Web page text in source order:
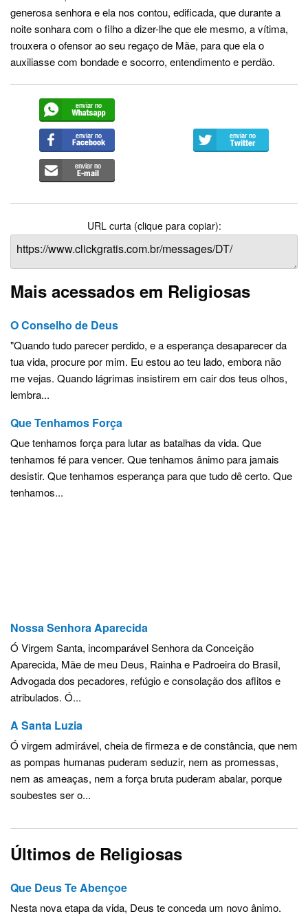
generosa senhora e ela nos contou, edificada, que durante a
noite sonhara com o filho a dizer-lhe que ele mesmo, a vítima,
trouxera o ofensor ao seu regaço de Mãe, para que ela o
auxiliasse com bondade e socorro, entendimento e perdão.
URL curta (clique para copiar):
Mais acessados em Religiosas
O Conselho de Deus
"Quando tudo parecer perdido, e a esperança desaparecer da
tua vida, procure por mim. Eu estou ao teu lado, embora não
me vejas. Quando lágrimas insistirem em cair dos teus olhos,
lembra...
Que Tenhamos Força
Que tenhamos força para lutar as batalhas da vida. Que
tenhamos fé para vencer. Que tenhamos ânimo para jamais
desistir. Que tenhamos esperança para que tudo dê certo. Que
tenhamos...
Nossa Senhora Aparecida
Ó Virgem Santa, incomparável Senhora da Conceição
Aparecida, Mãe de meu Deus, Rainha e Padroeira do Brasil,
Advogada dos pecadores, refúgio e consolação dos aflitos e
atribulados. Ó...
A Santa Luzia
Ó virgem admirável, cheia de firmeza e de constância, que nem
as pompas humanas puderam seduzir, nem as promessas,
nem as ameaças, nem a força bruta puderam abalar, porque
soubestes ser o...
Últimos de Religiosas
Que Deus Te Abençoe
Nesta nova etapa da vida, Deus te conceda um novo ânimo.